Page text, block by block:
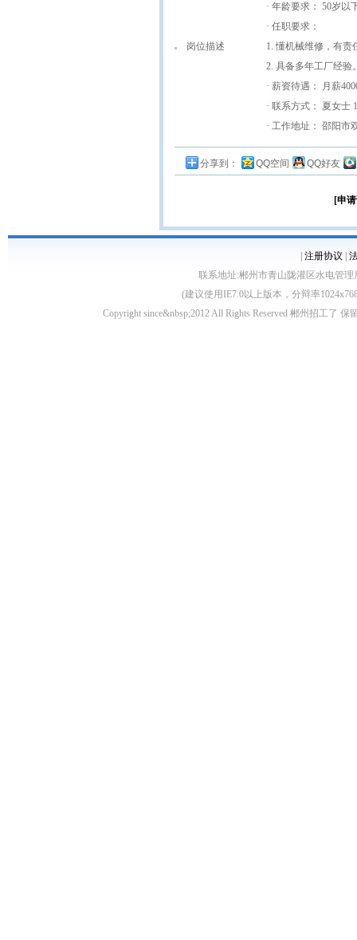
岗位描述
· 年龄要求： 50岁以
· 任职要求：
1. 懂机械维修，有责
2. 具备多年工厂经验
· 薪资待遇： 月薪
· 联系方式： 夏女士
· 工作地址： 邵阳市
分享到： QQ空间 QQ好友
[申
注册协议
联系地址:郴州市青山陇灌区水电管理
(建议使用IE7.0以上版本，分辩率
Copyright since&nbsp;2012 All Rights Reserved 郴州招工了